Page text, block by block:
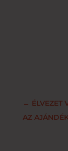
← ÉLVEZET
AZ